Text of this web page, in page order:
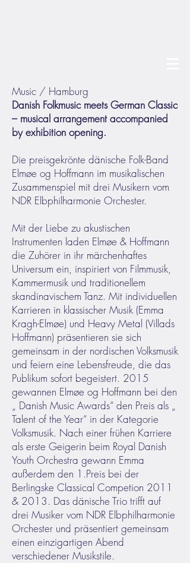
Music / Hamburg
Danish Folkmusic meets German Classic
– musical arrangement accompanied
by exhibition opening.
Die preisgekrönte dänische Folk-Band
Elmøe og Hoffmann im musikalischen
Zusammenspiel mit drei Musikern vom
NDR Elbphilharmonie Orchester.
Mit der Liebe zu akustischen
Instrumenten laden Elmøe & Hoffmann
die Zuhörer in ihr märchenhaftes
Universum ein, inspiriert von Filmmusik,
Kammermusik und traditionellem
skandinavischem Tanz. Mit individuellen
Karrieren in klassischer Musik (Emma
Kragh-Elmøe) und Heavy Metal (Villads
Hoffmann) präsentieren sie sich
gemeinsam in der nordischen Volksmusik
und feiern eine Lebensfreude, die das
Publikum sofort begeistert. 2015
gewannen Elmøe og Hoffmann bei den
„ Danish Music Awards“ den Preis als „
Talent of the Year“ in der Kategorie
Volksmusik. Nach einer frühen Karriere
als erste Geigerin beim Royal Danish
Youth Orchestra gewann Emma
außerdem den 1.Preis bei der
Berlingske Classical Competion 2011
& 2013. Das dänische Trio trifft auf
drei Musiker vom NDR Elbphilharmonie
Orchester und präsentiert gemeinsam
einen einzigartigen Abend
verschiedener Musikstile.